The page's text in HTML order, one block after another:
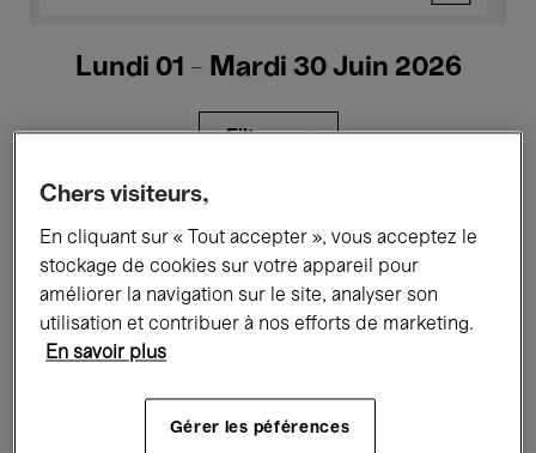
Lundi 01 - Mardi 30 Juin 2026
Filtres
Expositions Films Performances
Rencontres & Débats Jazz
Musique électronique
Chers visiteurs,
En cliquant sur « Tout accepter », vous acceptez le
stockage de cookies sur votre appareil pour
améliorer la navigation sur le site, analyser son
utilisation et contribuer à nos efforts de marketing.
En savoir plus
Gérer les péférences